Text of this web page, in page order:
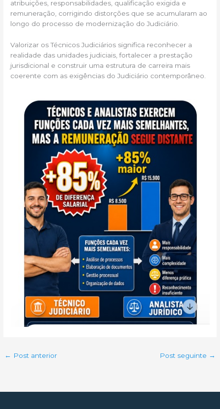
atribuições, responsabilidades, qualificação exigida e
remuneração, corrigindo distorções que se acumularam ao
longo do processo de modernização do Judiciário.
Valorizar os Técnicos Judiciários significa reconhecer a
realidade das unidades judiciais, fortalecer a prestação
jurisdicional e construir uma estrutura de carreira mais
coerente com as exigências do Judiciário contemporâneo.
← Post anterior Post seguinte →